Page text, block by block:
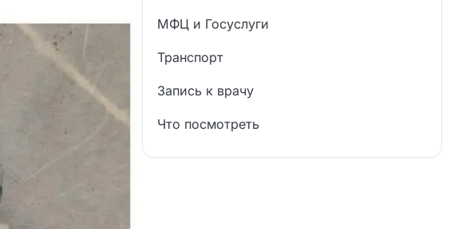
МФЦ и Госуслуги
Транспорт
Запись к врачу
Что посмотреть